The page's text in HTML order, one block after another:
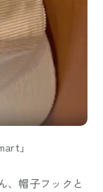
」
、帽子フックと